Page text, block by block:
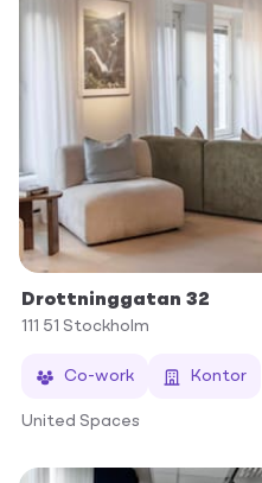
Drottninggatan 32
111 51 Stockholm
Co-work Kontor
United Spaces